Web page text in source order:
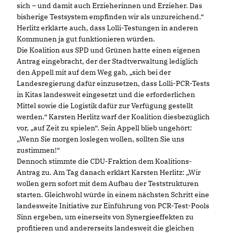
sich – und damit auch Erzieherinnen und Erzieher. Das
bisherige Testsystem empfinden wir als unzureichend.“
Herlitz erklärte auch, dass Lolli-Testungen in anderen
Kommunen ja gut funktionieren würden.
Die Koalition aus SPD und Grünen hatte einen eigenen
Antrag eingebracht, der der Stadtverwaltung lediglich
den Appell mit auf dem Weg gab, „sich bei der
Landesregierung dafür einzusetzen, dass Lolli-PCR-Tests
in Kitas landesweit eingesetzt und die erforderlichen
Mittel sowie die Logistik dafür zur Verfügung gestellt
werden.“ Karsten Herlitz warf der Koalition diesbezüglich
vor, „auf Zeit zu spielen“. Sein Appell blieb ungehört:
Wenn Sie morgen loslegen wollen, sollten Sie uns
zustimmen!“
Dennoch stimmte die CDU-Fraktion dem Koalitions-
Antrag zu. Am Tag danach erklärt Karsten Herlitz: „Wir
wollen gern sofort mit dem Aufbau der Teststrukturen
starten. Gleichwohl würde in einem nächsten Schritt eine
landesweite Initiative zur Einführung von PCR-Test-Pools
Sinn ergeben, um einerseits von Synergieeffekten zu
profitieren und andererseits landesweit die gleichen